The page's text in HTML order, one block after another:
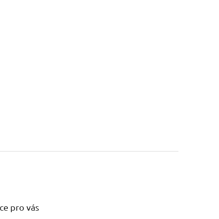
pro vás